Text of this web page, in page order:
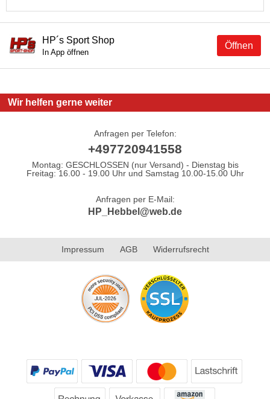
Öffnen
HP´s Sport Shop
In App öffnen
Wir helfen gerne weiter
Anfragen per Telefon:
+497720941558
Montag: GESCHLOSSEN (nur Versand) - Dienstag bis
Freitag: 16.00 - 19.00 Uhr und Samstag 10.00-15.00 Uhr
Anfragen per E-Mail:
HP_Hebbel@web.de
Impressum AGB Widerrufsrecht